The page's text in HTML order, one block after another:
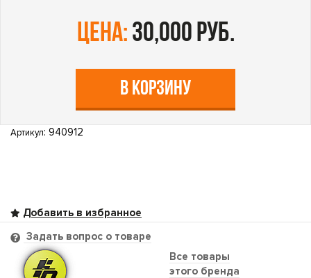
цена: 30,000 руб.
В КОРЗИНУ
Артикул: 940912
Все товары
этого бренда
Задать вопрос о товаре